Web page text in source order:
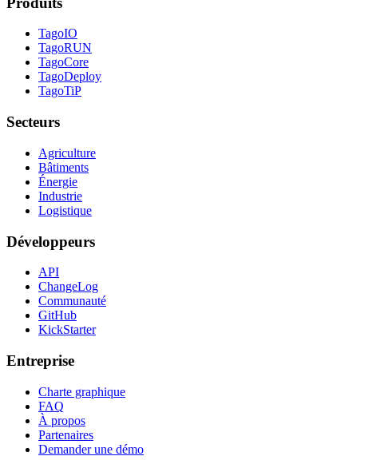
TagoIO
TagoRUN
TagoCore
TagoDeploy
TagoTiP
Secteurs
Agriculture
Bâtiments
Énergie
Industrie
Logistique
Développeurs
API
ChangeLog
Communauté
GitHub
KickStarter
Entreprise
Charte graphique
FAQ
À propos
Partenaires
Demander une démo